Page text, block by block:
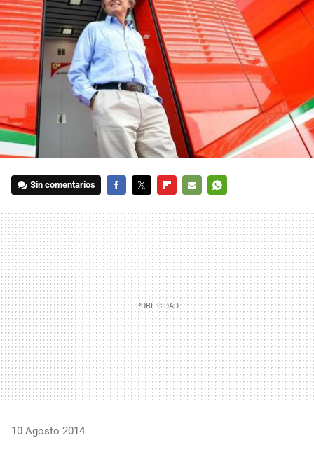
Sin comentarios
MAIL
10 Agosto 2014